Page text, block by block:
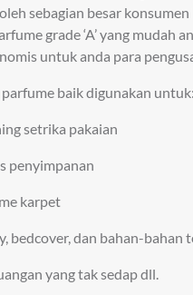
sebagian besar
grade ‘A’ yang mudah
untuk anda para
parfume baik digunakan untuk:
setrika pakaian
penyimpanan
karpet
bedcover, dan bahan-bahan
yang tak sedap dll.